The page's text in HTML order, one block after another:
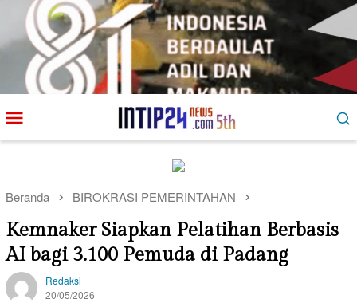
ke
kontenMobile
Beranda BIROKRASI PEMERINTAHAN
Kemnaker Siapkan Pelatihan Berbasis
AI bagi 3.100 Pemuda di Padang
Redaksi
20/05/2026